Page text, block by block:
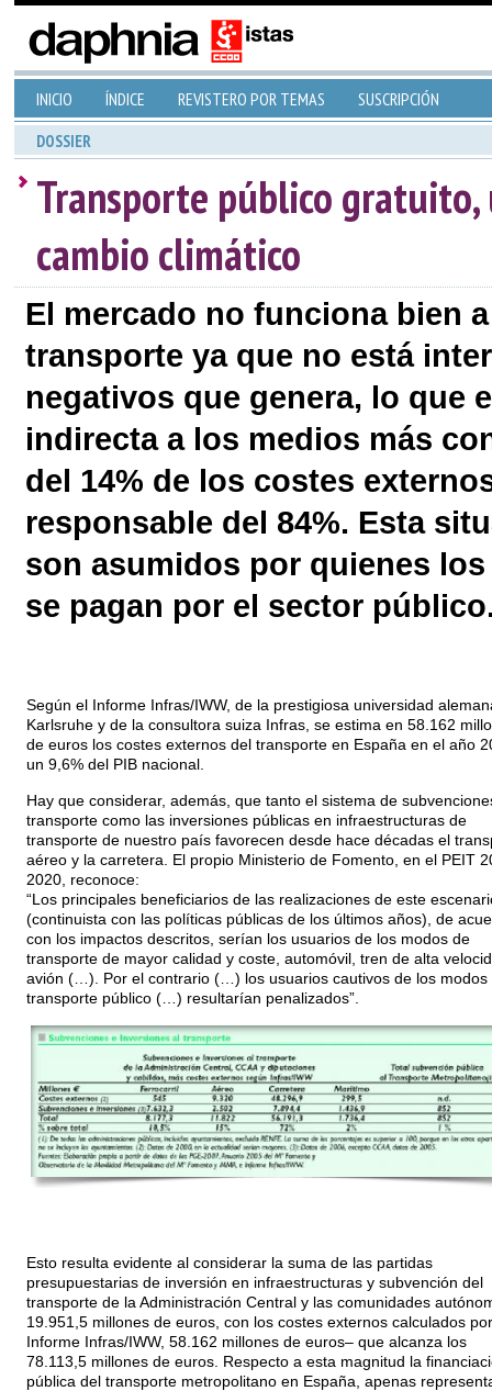
INICIO ÍNDICE REVISTERO POR TEMAS SUSCRIPCIÓN
DOSSIER
Transporte público
cambio climático
El mercado no funciona bien
transporte ya que no está
negativos que genera, lo que
indirecta a los medios más
del 14% de los costes
responsable del 84%. Esta
son asumidos por quienes
se pagan por el sector
Según el Informe Infras/IWW, de la prestigiosa universidad
Karlsruhe y de la consultora suiza Infras, se estima en 58.162
de euros los costes externos del transporte en España en el año
un 9,6% del PIB nacional.
Hay que considerar, además, que tanto el sistema de
transporte como las inversiones públicas en infraestructuras de
transporte de nuestro país favorecen desde hace décadas el
aéreo y la carretera. El propio Ministerio de Fomento, en el PEIT
2020, reconoce:
“Los principales beneficiarios de las realizaciones de este
(continuista con las políticas públicas de los últimos años), de
con los impactos descritos, serían los usuarios de los modos de
transporte de mayor calidad y coste, automóvil, tren de alta
avión (…). Por el contrario (…) los usuarios cautivos de los modos
transporte público (…) resultarían penalizados”.
Esto resulta evidente al considerar la suma de las partidas
presupuestarias de inversión en infraestructuras y subvención del
transporte de la Administración Central y las comunidades
19.951,5 millones de euros, con los costes externos calculados
Informe Infras/IWW, 58.162 millones de euros– que alcanza los
78.113,5 millones de euros. Respecto a esta magnitud la
pública del transporte metropolitano en España, apenas